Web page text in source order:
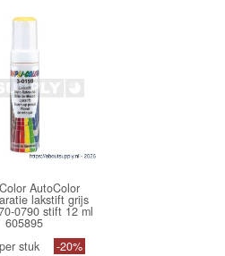
AutoColor
lakstift grijs
0790 stift 12 ml
605895
stuk
-20%